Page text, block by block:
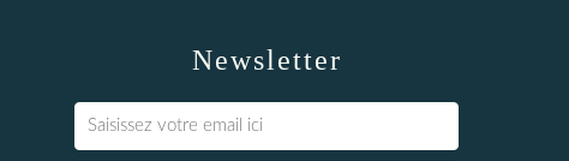
Newsletter